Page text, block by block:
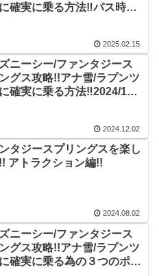
確実に乗る方法‼︎パス時間
2025.02.15
ニーシー/ファンタジース
グス攻略!!アナ雪/ラプンツ
確実に乗る方法‼︎2024/12
2024.12.02
タジースプリングスを楽し
アトラクション編!!
2024.08.02
ニーシー/ファンタジース
グス攻略!!アナ雪/ラプンツ
確実に乗る為の３つのポイ